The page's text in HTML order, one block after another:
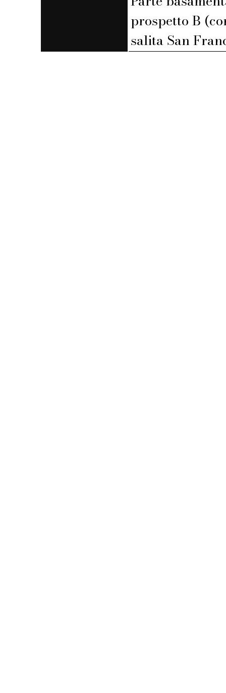
prospetto B
salita San